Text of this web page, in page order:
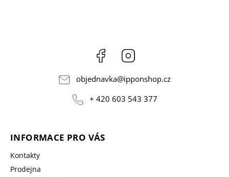
Facebook
objednavka@ipponshop.cz
+ 420 603 543 377
INFORMACE PRO VÁS
Kontakty
Prodejna